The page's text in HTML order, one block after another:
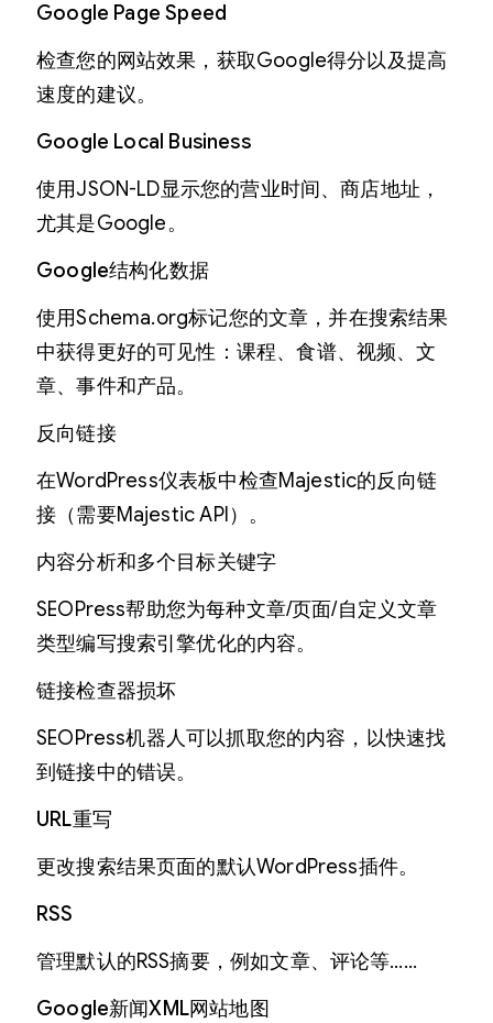
Google Page Speed
检查您的网站效果，获取Google得分以及提高
速度的建议。
Google Local Business
使用JSON-LD显示您的营业时间、商店地址，
尤其是Google。
Google结构化数据
使用Schema.org标记您的文章，并在搜索结果
中获得更好的可见性：课程、食谱、视频、文
章、事件和产品。
反向链接
在WordPress仪表板中检查Majestic的反向链
接（需要Majestic API）。
内容分析和多个目标关键字
SEOPress帮助您为每种文章/页面/自定义文章
类型编写搜索引擎优化的内容。
链接检查器损坏
SEOPress机器人可以抓取您的内容，以快速找
到链接中的错误。
URL重写
更改搜索结果页面的默认WordPress插件。
RSS
管理默认的RSS摘要，例如文章、评论等……
Google新闻XML网站地图